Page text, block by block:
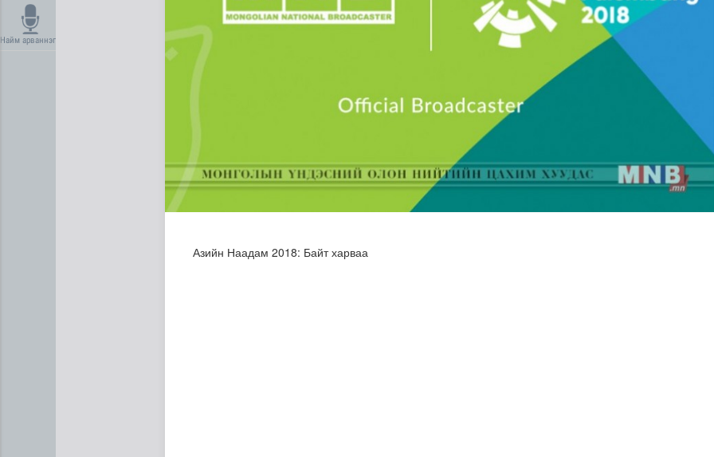
Найм арваннэг
Нийгмийн даатгалын сангийн хөрөнгө 7.6 тэрбум төгрөгөөр арвижлаа
Азийн Наадам 2018: Байт харваа